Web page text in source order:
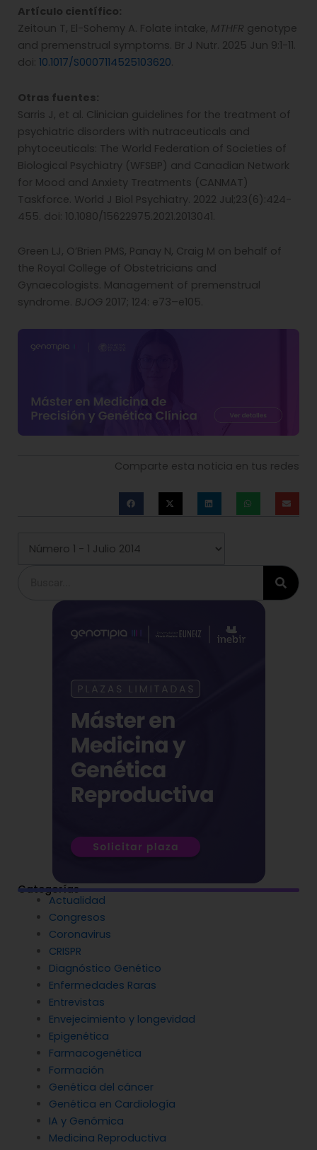
Artículo científico:
Zeitoun T, El-Sohemy A. Folate intake, MTHFR genotype
and premenstrual symptoms. Br J Nutr. 2025 Jun 9:1-11.
doi: 10.1017/S0007114525103620.
Otras fuentes:
Sarris J, et al. Clinician guidelines for the treatment of
psychiatric disorders with nutraceuticals and
phytoceuticals: The World Federation of Societies of
Biological Psychiatry (WFSBP) and Canadian Network
for Mood and Anxiety Treatments (CANMAT)
Taskforce. World J Biol Psychiatry. 2022 Jul;23(6):424-
455. doi: 10.1080/15622975.2021.2013041.
Green LJ, O’Brien PMS, Panay N, Craig M on behalf of
the Royal College of Obstetricians and
Gynaecologists. Management of premenstrual
syndrome. BJOG 2017; 124: e73–e105.
Comparte esta noticia en tus redes
Categorías
Actualidad
Congresos
Coronavirus
CRISPR
Diagnóstico Genético
Enfermedades Raras
Entrevistas
Envejecimiento y longevidad
Epigenética
Farmacogenética
Formación
Genética del cáncer
Genética en Cardiología
IA y Genómica
Medicina Reproductiva